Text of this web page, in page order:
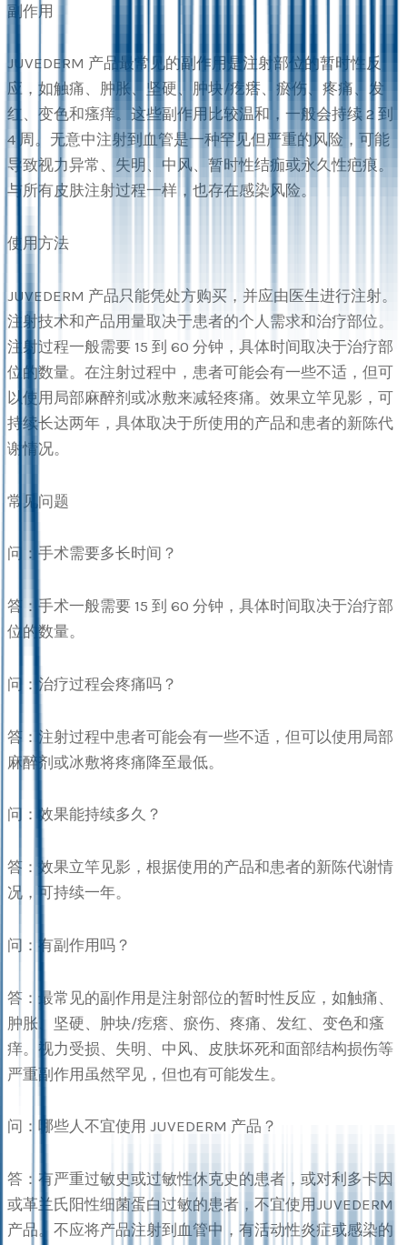
副作用
JUVEDERM 产品最常见的副作用是注射部位的暂时性反
应，如触痛、肿胀、坚硬、肿块/疙瘩、瘀伤、疼痛、发
红、变色和瘙痒。这些副作用比较温和，一般会持续 2 到
4 周。无意中注射到血管是一种罕见但严重的风险，可能
导致视力异常、失明、中风、暂时性结痂或永久性疤痕。
与所有皮肤注射过程一样，也存在感染风险。
使用方法
JUVEDERM 产品只能凭处方购买，并应由医生进行注射。
注射技术和产品用量取决于患者的个人需求和治疗部位。
注射过程一般需要 15 到 60 分钟，具体时间取决于治疗部
位的数量。在注射过程中，患者可能会有一些不适，但可
以使用局部麻醉剂或冰敷来减轻疼痛。效果立竿见影，可
持续长达两年，具体取决于所使用的产品和患者的新陈代
谢情况。
常见问题
问：手术需要多长时间？
答：手术一般需要 15 到 60 分钟，具体时间取决于治疗部
位的数量。
问：治疗过程会疼痛吗？
答：注射过程中患者可能会有一些不适，但可以使用局部
麻醉剂或冰敷将疼痛降至最低。
问：效果能持续多久？
答：效果立竿见影，根据使用的产品和患者的新陈代谢情
况，可持续一年。
问：有副作用吗？
答：最常见的副作用是注射部位的暂时性反应，如触痛、
肿胀、坚硬、肿块/疙瘩、瘀伤、疼痛、发红、变色和瘙
痒。视力受损、失明、中风、皮肤坏死和面部结构损伤等
严重副作用虽然罕见，但也有可能发生。
问：哪些人不宜使用 JUVEDERM 产品？
答：有严重过敏史或过敏性休克史的患者，或对利多卡因
或革兰氏阳性细菌蛋白过敏的患者，不宜使用JUVEDERM
产品。不应将产品注射到血管中，有活动性炎症或感染的